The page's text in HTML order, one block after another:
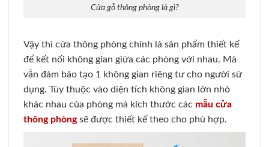
Cửa gỗ thông phòng là gì?
Vậy thì cửa thông phòng chính là sản phẩm thiết kế
để kết nối không gian giữa các phòng với nhau. Mà
vẫn đảm bảo tạo 1 không gian riêng tư cho người sử
dụng. Tùy thuộc vào diện tích không gian lớn nhỏ
khác nhau của phòng mà kích thước các mẫu cửa
thông phòngsẽ được thiết kế theo cho phù hợp.